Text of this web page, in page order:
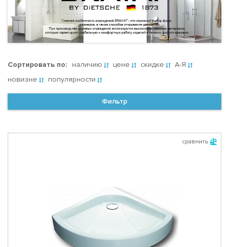
Сортировать по: наличию цене скидке
А-Я
новизне
популярности
Фильтр
сравнить